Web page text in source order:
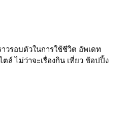
วรอบตัวในการใช้ชีวิต อัพเดท
ล์ ไม่ว่าจะเรื่องกิน เที่ยว ช้อปปิ้ง